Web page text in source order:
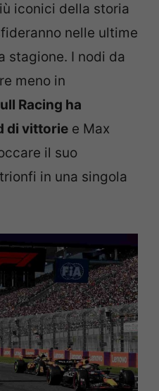
iconici della storia
nelle ultime
stagione. I nodi da
meno in
Racing ha
di vittorie e Max
il suo
in una singola